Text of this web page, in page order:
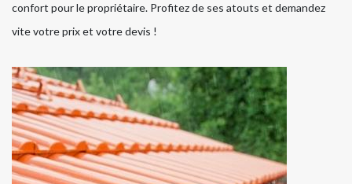
confort pour le propriétaire. Profitez de ses atouts et demandez
vite votre prix et votre devis !